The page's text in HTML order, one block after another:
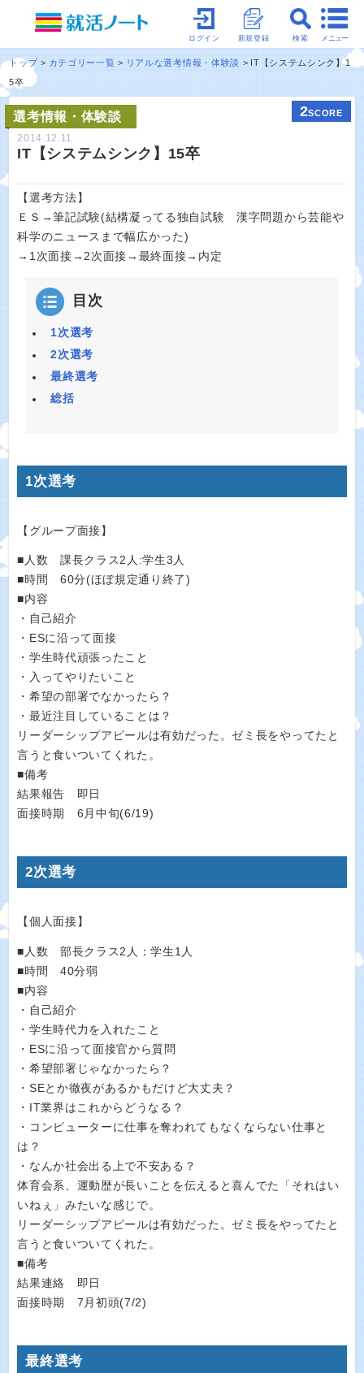
メニュー
検索
新規登録
ログイン
トップ カテゴリー一覧 リアルな選考情報・体験談
IT【システムシンク】1
5卒
選考情報・体験談 2SCORE
2014.12.11
IT【システムシンク】15卒
【選考方法】
ＥＳ→筆記試験(結構凝ってる独自試験 漢字問題から芸能や
科学のニュースまで幅広かった)
→1次面接→2次面接→最終面接→内定
目次
1次選考
2次選考
最終選考
総括
1次選考
【グループ面接】
■人数 課長クラス2人:学生3人
■時間 60分(ほぼ規定通り終了)
■内容
・自己紹介
・ESに沿って面接
・学生時代頑張ったこと
・入ってやりたいこと
・希望の部署でなかったら？
・最近注目していることは？
リーダーシップアピールは有効だった。ゼミ長をやってたと
言うと食いついてくれた。
■備考
結果報告 即日
面接時期 6月中旬(6/19)
2次選考
【個人面接】
■人数 部長クラス2人：学生1人
■時間 40分弱
■内容
・自己紹介
・学生時代力を入れたこと
・ESに沿って面接官から質問
・希望部署じゃなかったら？
・SEとか徹夜があるかもだけど大丈夫？
・IT業界はこれからどうなる？
・コンピューターに仕事を奪われてもなくならない仕事と
は？
・なんか社会出る上で不安ある？
体育会系、運動歴が長いことを伝えると喜んでた「それはい
いねぇ」みたいな感じで。
リーダーシップアピールは有効だった。ゼミ長をやってたと
言うと食いついてくれた。
■備考
結果連絡 即日
面接時期 7月初頭(7/2)
最終選考